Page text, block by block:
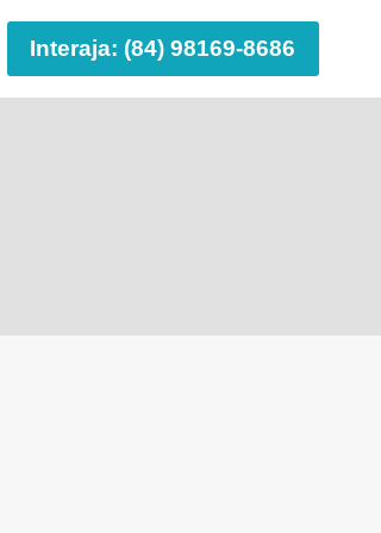
Interaja: (84) 98169-8686